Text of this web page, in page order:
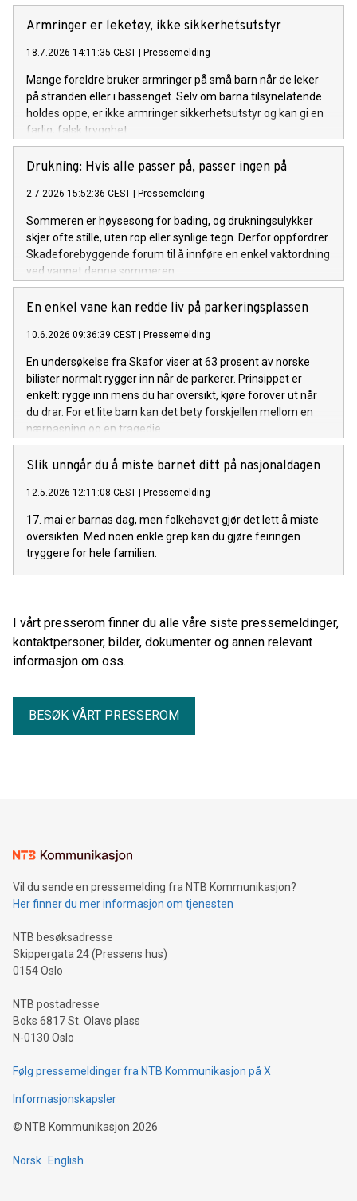
Armringer er leketøy, ikke sikkerhetsutstyr
18.7.2026 14:11:35 CEST Pressemelding
Mange foreldre bruker armringer på små barn når de leker
på stranden eller i bassenget. Selv om barna tilsynelatende
holdes oppe, er ikke armringer sikkerhetsutstyr og kan gi en
farlig, falsk trygghet.
Drukning: Hvis alle passer på, passer ingen på
2.7.2026 15:52:36 CEST Pressemelding
Sommeren er høysesong for bading, og drukningsulykker
skjer ofte stille, uten rop eller synlige tegn. Derfor oppfordrer
Skadeforebyggende forum til å innføre en enkel vaktordning
ved vannet denne sommeren.
En enkel vane kan redde liv på parkeringsplassen
10.6.2026 09:36:39 CEST Pressemelding
En undersøkelse fra Skafor viser at 63 prosent av norske
bilister normalt rygger inn når de parkerer. Prinsippet er
enkelt: rygge inn mens du har oversikt, kjøre forover ut når
du drar. For et lite barn kan det bety forskjellen mellom en
nærpasning og en tragedie.
Slik unngår du å miste barnet ditt på nasjonaldagen
12.5.2026 12:11:08 CEST Pressemelding
17. mai er barnas dag, men folkehavet gjør det lett å miste
oversikten. Med noen enkle grep kan du gjøre feiringen
tryggere for hele familien.
I vårt presserom finner du alle våre siste pressemeldinger,
kontaktpersoner, bilder, dokumenter og annen relevant
informasjon om oss.
BESØK VÅRT PRESSEROM
Vil du sende en pressemelding fra NTB Kommunikasjon?
Her finner du mer informasjon om tjenesten
NTB besøksadresse
Skippergata 24 (Pressens hus)
0154 Oslo
NTB postadresse
Boks 6817 St. Olavs plass
N-0130 Oslo
Følg pressemeldinger fra NTB Kommunikasjon på X
Informasjonskapsler
© NTB Kommunikasjon 2026
Norsk English